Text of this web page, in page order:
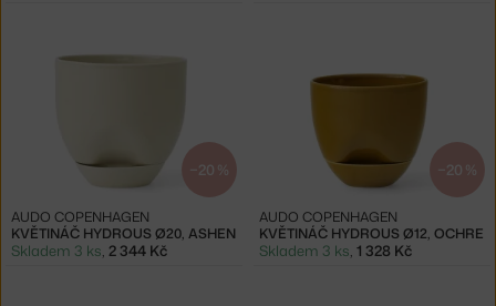
−20 %
KVĚTINÁČ HYDROUS Ø20, ASHEN
AUDO COPENHAGEN
Skladem 3 ks, 2 344 Kč
−20 %
KVĚTINÁČ HYDROUS Ø12, OCHRE
AUDO COPENHAGEN
Skladem 3 ks, 1 328 Kč